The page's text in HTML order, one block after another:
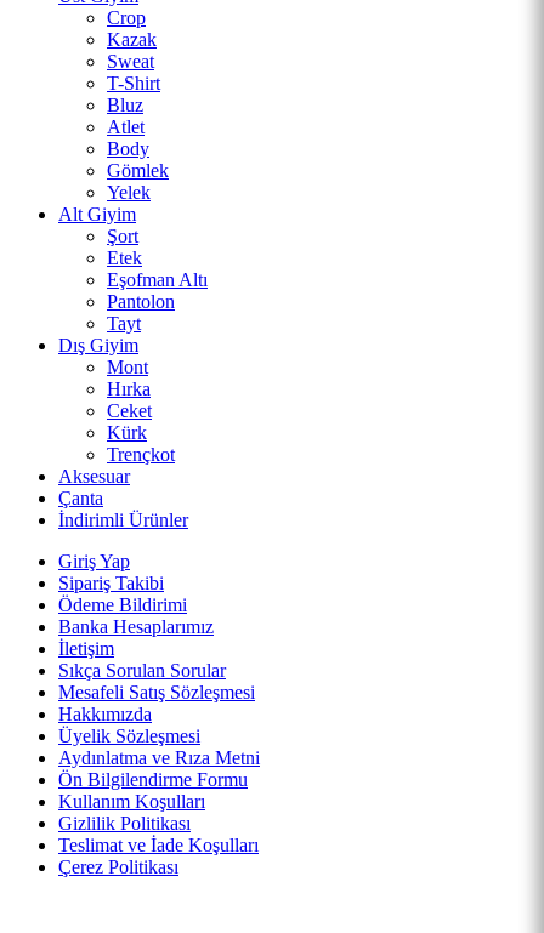
Crop
Kazak
Sweat
T-Shirt
Bluz
Atlet
Body
Gömlek
Yelek
Alt Giyim
Şort
Etek
Eşofman Altı
Pantolon
Tayt
Dış Giyim
Mont
Hırka
Ceket
Kürk
Trençkot
Aksesuar
Çanta
İndirimli Ürünler
Giriş Yap
Sipariş Takibi
Ödeme Bildirimi
Banka Hesaplarımız
İletişim
Sıkça Sorulan Sorular
Mesafeli Satış Sözleşmesi
Hakkımızda
Üyelik Sözleşmesi
Aydınlatma ve Rıza Metni
Ön Bilgilendirme Formu
Kullanım Koşulları
Gizlilik Politikası
Teslimat ve İade Koşulları
Çerez Politikası